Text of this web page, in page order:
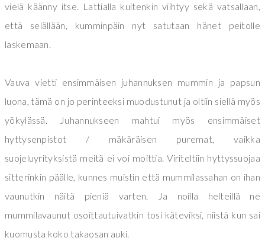
vielä käänny itse. Lattialla kuitenkin viihtyy sekä vatsallaan,
että selällään, kumminpäin nyt satutaan hänet peitolle
laskemaan.
Vauva vietti ensimmäisen juhannuksen mummin ja papsun
luona, tämä on jo perinteeksi muodustunut ja oltiin siellä myös
yökylässä. Juhannukseen mahtui myös ensimmäiset
hyttysenpistot / mäkäräisen puremat, vaikka
suojeluyrityksistä meitä ei voi moittia. Viriteltiin hyttyssuojaa
sitterinkin päälle, kunnes muistin että mummilassahan on ihan
vaunutkin näitä pieniä varten. Ja noilla helteillä ne
mummilavaunut osoittautuivatkin tosi käteviksi, niistä kun sai
kuomusta koko takaosan auki.